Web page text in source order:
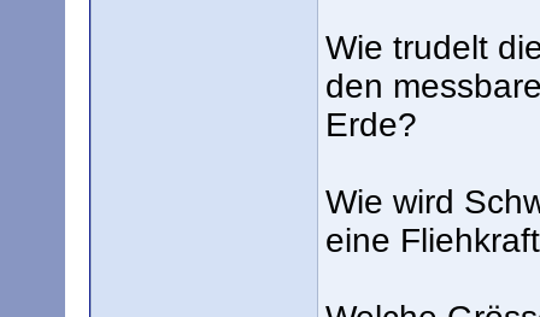
Wie trudelt
den
Erde?
Wie wird
eine